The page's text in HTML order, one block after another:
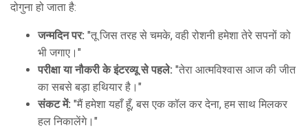
दोगुना हो जाता है:
जन्मदिन पर: "तू जिस तरह से चमके, वही रोशनी हमेशा तेरे सपनों को
भी जगाए।"
परीक्षा या नौकरी के इंटरव्यू से पहले: "तेरा आत्मविश्वास आज की जीत
का सबसे बड़ा हथियार है।"
संकट में: "मैं हमेशा यहाँ हूँ, बस एक कॉल कर देना, हम साथ मिलकर
हल निकालेंगे।"